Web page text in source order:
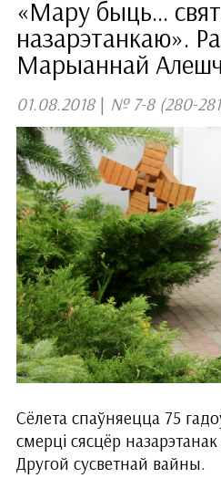
«Мару быць...
назарэтанкаю».
Марыаннай
01.08.2018 | № 7-8 (280-
Сёлета спаўняецца 75
смерці сясцёр
Другой сусветнай вайны.